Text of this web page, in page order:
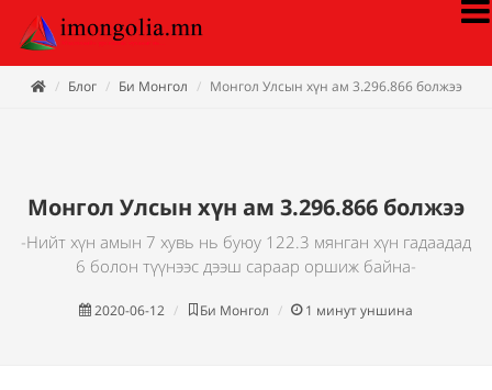
Блог Би Монгол Монгол Улсын хүн ам 3.296.866 болжээ
Монгол Улсын хүн ам 3.296.866 болжээ
-Нийт хүн амын 7 хувь нь буюу 122.3 мянган хүн гадаадад
6 болон түүнээс дээш сараар оршиж байна-
2020-06-12 Би Монгол 1 минут уншина